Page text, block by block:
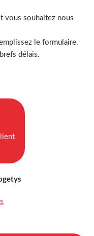
vous souhaitez nous
le formulaire.
délais.